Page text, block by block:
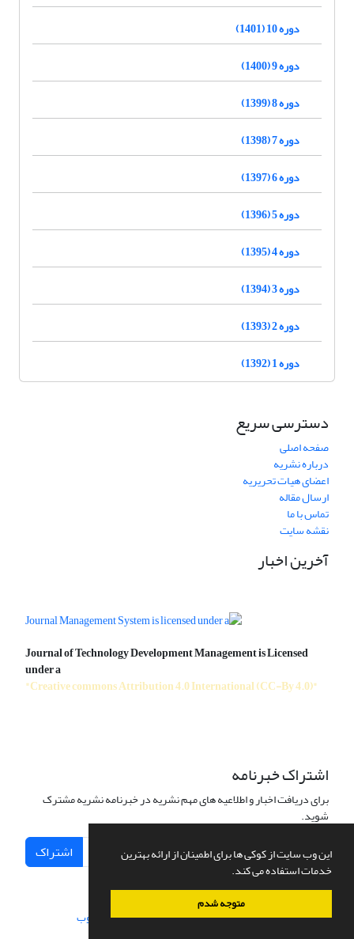
این وب سایت از کوکی ها برای اطمینان از ارائه بهترین
خدمات استفاده می کند.
متوجه شدم
دوره 10 (1401)
دوره 9 (1400)
دوره 8 (1399)
دوره 7 (1398)
دوره 6 (1397)
دوره 5 (1396)
دوره 4 (1395)
دوره 3 (1394)
دوره 2 (1393)
دوره 1 (1392)
دسترسی سریع
صفحه اصلی
درباره نشریه
اعضای هیات تحریریه
ارسال مقاله
تماس با ما
نقشه سایت
آخرین اخبار
Journal of Technology Development Management is Licensed
under a
"Creative commons Attribution 4.0 International (CC-By 4.0)"
اشتراک خبرنامه
برای دریافت اخبار و اطلاعیه های مهم نشریه در خبرنامه نشریه مشترک
شوید.
اشتراک
سامانه مدیریت نشریات علمی.طراحی و پیاده سازی از سیناوب